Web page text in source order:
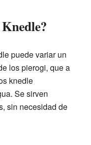
puede variar un
los pierogi, que a
knedle
Se sirven
sin necesidad de